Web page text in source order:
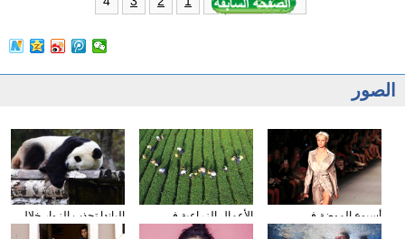
الصور
الباندا تجذب الزوار خلال
عطلة العيد الوطني
الأعمال الزراعية في
فصل الخريف
أسبوع الموضة في
نيويورك